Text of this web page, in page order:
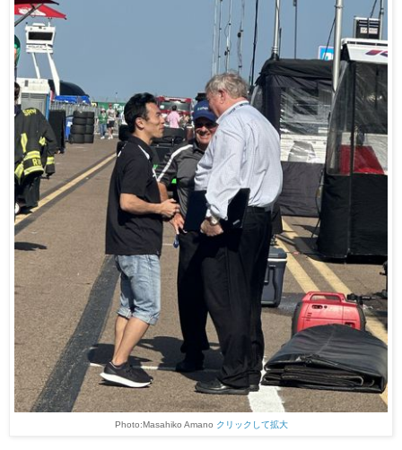
Photo:Masahiko Amano クリックして拡大